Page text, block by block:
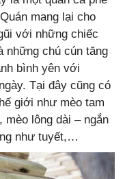
mang lại cho
với những chiếc
chú cún tăng
bình yên với
Tại đây cũng có
giới như mèo tam
mèo lông dài – ngắn
như tuyết,…